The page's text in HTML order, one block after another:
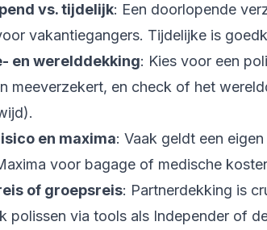
vs. tijdelijk: Een doorlopende
vakantiegangers. Tijdelijke is
en werelddekking: Kies voor een
meeverzekert, en check of het
en maxima: Vaak geldt een
voor bagage of medische
of groepsreis: Partnerdekking is
polissen via tools als Independer of